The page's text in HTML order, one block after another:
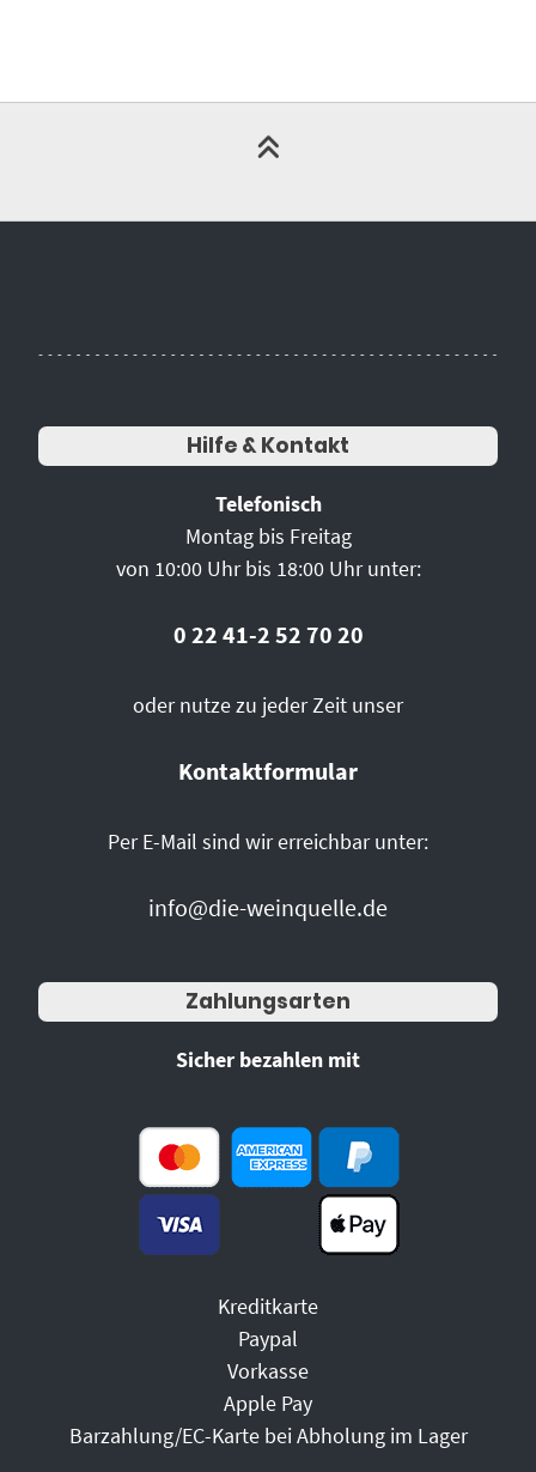
Hilfe & Kontakt
Telefonisch
Montag bis Freitag
von 10:00 Uhr bis 18:00 Uhr unter:
0 22 41-2 52 70 20
oder nutze zu jeder Zeit unser
Kontaktformular
Per E-Mail sind wir erreichbar unter:
info@die-weinquelle.de
Zahlungsarten
Sicher bezahlen mit
Kreditkarte
Paypal
Vorkasse
Apple Pay
Barzahlung/EC-Karte bei Abholung im Lager